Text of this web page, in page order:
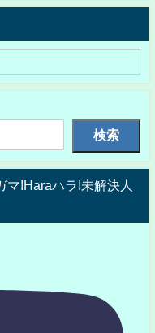
検索
マ!Haraハラ!未解決人